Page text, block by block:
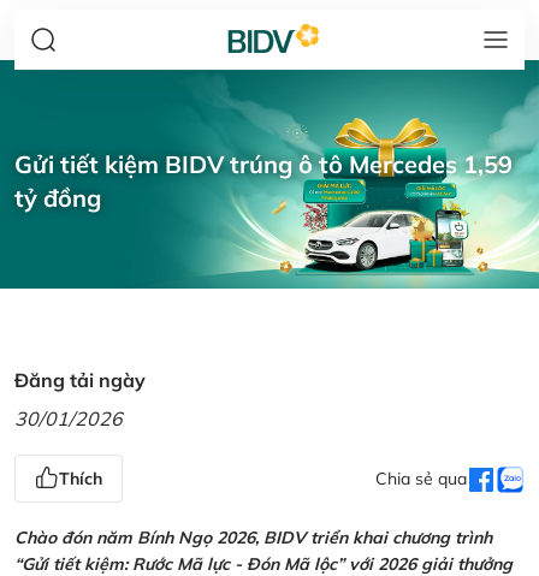
Gửi tiết kiệm BIDV trúng ô tô Mercedes 1,59
tỷ đồng
Đăng tải ngày
30/01/2026
Thích Chia sẻ qua
Chào đón năm Bính Ngọ 2026, BIDV triển khai chương trình
“Gửi tiết kiệm: Rước Mã lực - Đón Mã lộc” với 2026 giải thưởng